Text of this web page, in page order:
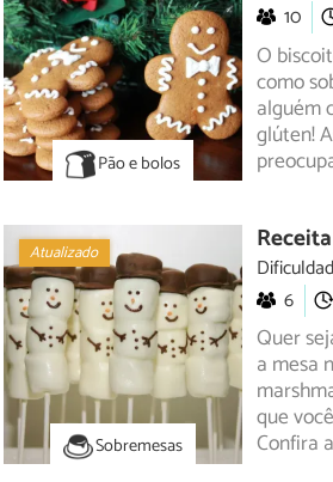
Pão e bolos
10
O
como
alguém
glúten!
Sobremesas
Atualizado
6
Quer
a mesa
que
Confira